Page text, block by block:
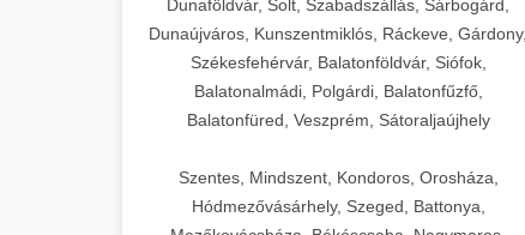
Dunaföldvár, Solt, Szabadszállás, Sárbogárd,
Dunaújváros, Kunszentmiklós, Ráckeve, Gárdony,
Székesfehérvár, Balatonföldvár, Siófok,
Balatonalmádi, Polgárdi, Balatonfűzfő,
Balatonfüred, Veszprém, Sátoraljaújhely
Szentes, Mindszent, Kondoros, Orosháza,
Hódmezővásárhely, Szeged, Battonya,